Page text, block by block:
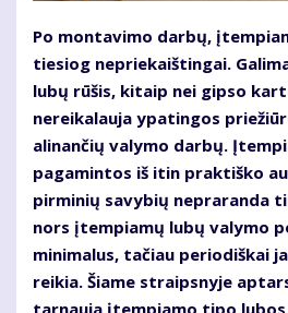
Po montavimo darbų,
tiesiog nepriekaištingai.
lubų rūšis, kitaip nei gipso
nereikalauja ypatingos
alinančių valymo darbų.
pagamintos iš itin praktiško
pirminių savybių nepraranda
nors įtempiamų lubų valymo
minimalus, tačiau periodiškai
reikia. Šiame straipsnyje
tarnauja įtempiamo tipo